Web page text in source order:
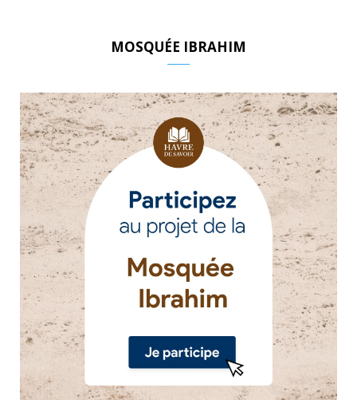
MOSQUÉE IBRAHIM